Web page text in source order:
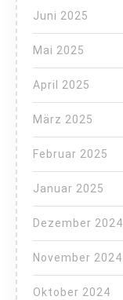
Juni 2025
Mai 2025
April 2025
März 2025
Februar 2025
Januar 2025
Dezember 2024
November 2024
Oktober 2024